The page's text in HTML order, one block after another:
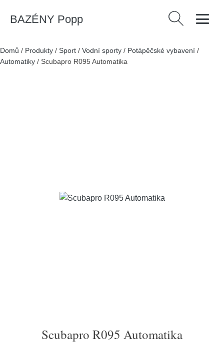
BAZÉNY Popp Vyhledávání
Domů / Produkty / Sport / Vodní sporty / Potápěčské vybavení /
Automatiky / Scubapro R095 Automatika
Scubapro R095 Automatika